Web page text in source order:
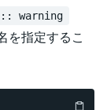
warning
を指定するこ